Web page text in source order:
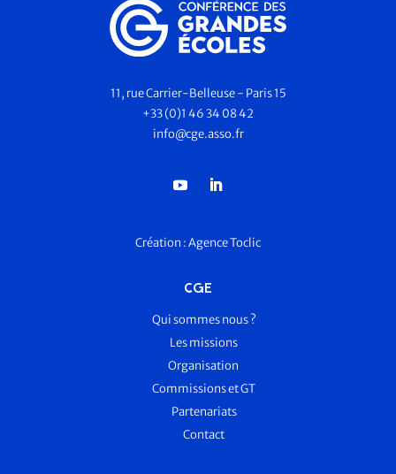
11, rue Carrier-Belleuse - Paris 15
+33 (0)1 46 34 08 42
info@cge.asso.fr
Création :Agence Toclic
CGE
Qui sommes nous ?
Les missions
Organisation
Commissions et GT
Partenariats
Contact